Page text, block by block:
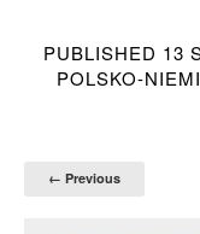
PUBLISHED 13
POLSKO-
← Previous